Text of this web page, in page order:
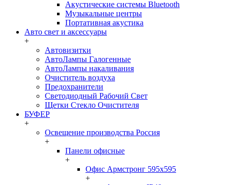
Акустические системы Bluetooth
Музыкальные центры
Портативная акустика
Авто свет и аксессуары
+
Автовизитки
АвтоЛампы Галогенные
АвтоЛампы накаливания
Очиститель воздуха
Предохранители
Светодиодный Рабочий Свет
Щетки Стекло Очистителя
БУФЕР
+
Освещение производства Россия
+
Панели офисные
+
Офис Армстронг 595x595
+